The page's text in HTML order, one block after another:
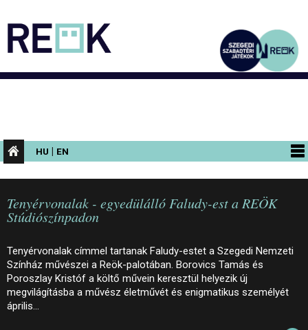
HU | EN
PROGRAMOK
KIÁLLÍTÁSOK
INFORMÁCIÓK
KONFERENCIA
Tenyérvonalak - egyedülálló Faludy-est a REÖK
Stúdiószínpadon
Tenyérvonalak címmel tartanak Faludy-estet a Szegedi Nemzeti
Színház művészei a Reök-palotában. Borovics Tamás és
Poroszlay Kristóf a költő művein keresztül helyezik új
megvilágításba a művész életművét és enigmatikus személyét
április…